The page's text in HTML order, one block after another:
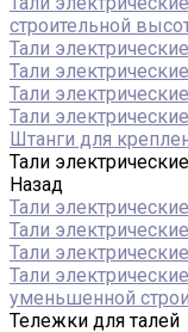
строительной
Тали
Тали
Тали
Тали
Штанги для
Тали
Назад
Тали
Тали
Тали
Тали
уменьшенной
Тележки для талей